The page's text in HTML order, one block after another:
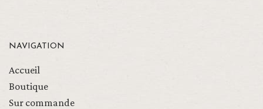
NAVIGATION
Accueil
Boutique
Sur commande